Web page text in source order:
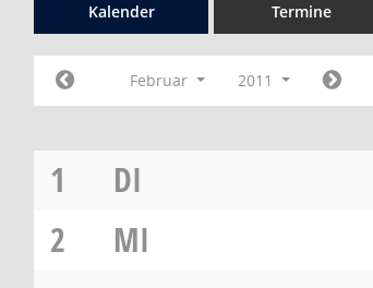
Kalender Termine
Februar 2011
1
DI
2
MI